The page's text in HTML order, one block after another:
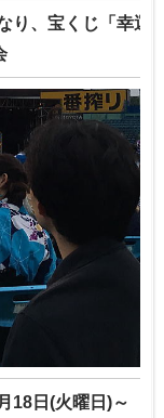
り、宝くじ「幸運
18日(火曜日)～